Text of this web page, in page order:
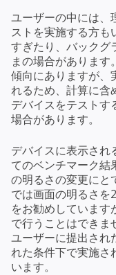
ユーザーの中には、
ストを実施する方も
すぎたり、バックグ
まの場合がありま
傾向にありますが、
れるため、計算に含
デバイスをテストす
場合があります。
デバイスに表示され
てのベンチマーク結
の明るさの変更にと
では画面の明るさを
をお勧めしています
で行うことはできま
ユーザーに提出され
れた条件下で実施さ
います。